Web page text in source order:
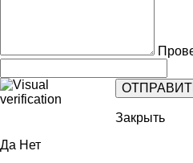
Закрыть
Да Нет